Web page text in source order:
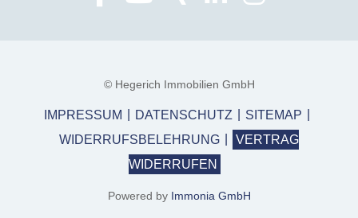
© Hegerich Immobilien GmbH
IMPRESSUM DATENSCHUTZ
SITEMAP
WIDERRUFSBELEHRUNG
VERTRAG
WIDERRUFEN
Powered by Immonia GmbH